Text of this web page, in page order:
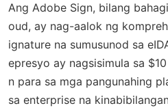
Ang Adobe Sign, bilang
oud, ay nag-aalok ng
ignature na sumusunod sa
epresyo ay nagsisimula sa
n para sa mga pangunahing
sa enterprise na